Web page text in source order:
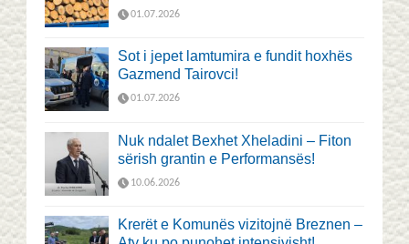
01.07.2026
Sot i jepet lamtumira e fundit hoxhës
Gazmend Tairovci!
01.07.2026
Nuk ndalet Bexhet Xheladini – Fiton
sërish grantin e Performansës!
10.06.2026
Krerët e Komunës vizitojnë Breznen –